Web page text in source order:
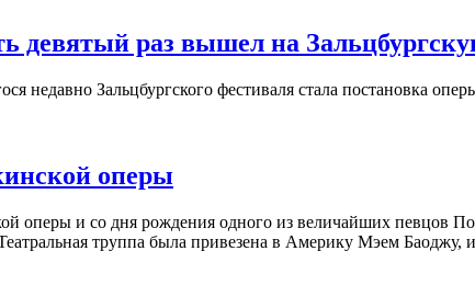
девятый раз вышел на
недавно Зальцбургского фестиваля стала постановка
оперы
оперы и со дня рождения одного из величайших певцов
труппа была привезена в Америку Мэем